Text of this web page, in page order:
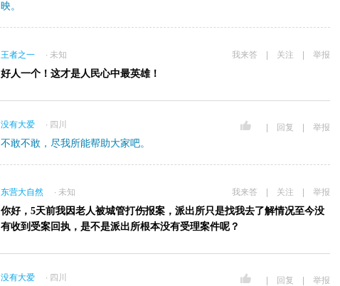
映。
王者之一 ∙ 未知 我来答 关注 举报
好人一个！这才是人民心中最英雄！
没有大爱 ∙ 四川 回复 举报
不敢不敢，尽我所能帮助大家吧。
东营大自然 ∙ 未知 我来答 关注 举报
你好，5天前我因老人被城管打伤报案，派出所只是找我去了解情况至今没
有收到受案回执，是不是派出所根本没有受理案件呢？
没有大爱 ∙ 四川 回复 举报